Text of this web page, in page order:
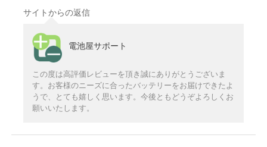
サイトからの返信
電池屋サポート
この度は高評価レビューを頂き誠にありがとうございま
す。お客様のニーズに合ったバッテリーをお届けできたよ
うで、とても嬉しく思います。今後ともどうぞよろしくお
願いいたします。